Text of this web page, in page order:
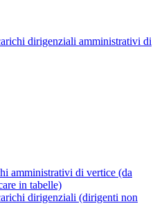
dirigenziali amministrativi di
amministrativi di vertice (da
in tabelle)
dirigenziali (dirigenti non